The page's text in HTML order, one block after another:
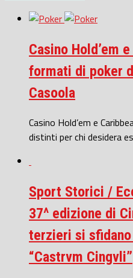
Casino Hold’em
formati di poker
Casoola
Casino Hold’em e
distinti per chi desidera
Sport Storici /
37^ edizione di
terzieri si
“Castrvm Cingvli”